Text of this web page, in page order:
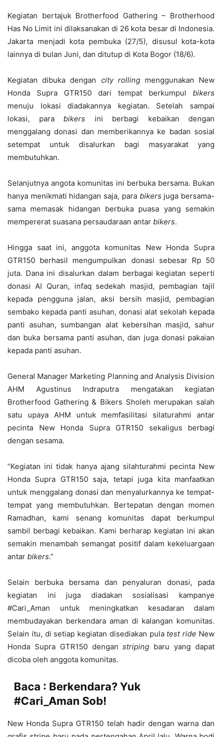
Kegiatan bertajuk Brotherfood Gathering – Brotherhood
Has No Limit ini dilaksanakan di 26 kota besar di Indonesia.
Jakarta menjadi kota pembuka (27/5), disusul kota-kota
lainnya di bulan Juni, dan ditutup di Kota Bogor (18/6).
Kegiatan dibuka dengan city rollingmenggunakan New
Honda Supra GTR150 dari tempat berkumpul bikers
menuju lokasi diadakannya kegiatan. Setelah sampai
lokasi, para bikers ini berbagi kebaikan dengan
menggalang donasi dan memberikannya ke badan sosial
setempat untuk disalurkan bagi masyarakat yang
membutuhkan.
Selanjutnya angota komunitas ini berbuka bersama. Bukan
hanya menikmati hidangan saja, para bikers juga bersama-
sama memasak hidangan berbuka puasa yang semakin
mempererat suasana persaudaraan antar bikers.
Hingga saat ini, anggota komunitas New Honda Supra
GTR150 berhasil mengumpulkan donasi sebesar Rp 50
juta. Dana ini disalurkan dalam berbagai kegiatan seperti
donasi Al Quran, infaq sedekah masjid, pembagian tajil
kepada pengguna jalan, aksi bersih masjid, pembagian
sembako kepada panti asuhan, donasi alat sekolah kepada
panti asuhan, sumbangan alat kebersihan masjid, sahur
dan buka bersama panti asuhan, dan juga donasi pakaian
kepada panti asuhan.
General Manager Marketing Planning and Analysis Division
AHM Agustinus Indraputra mengatakan kegiatan
Brotherfood Gathering & Bikers Sholeh merupakan salah
satu upaya AHM untuk memfasilitasi silaturahmi antar
pecinta New Honda Supra GTR150 sekaligus berbagi
dengan sesama.
“Kegiatan ini tidak hanya ajang silahturahmi pecinta New
Honda Supra GTR150 saja, tetapi juga kita manfaatkan
untuk menggalang donasi dan menyalurkannya ke tempat-
tempat yang membutuhkan. Bertepatan dengan momen
Ramadhan, kami senang komunitas dapat berkumpul
sambil berbagi kebaikan. Kami berharap kegiatan ini akan
semakin menambah semangat positif dalam kekeluargaan
antar bikers.”
Selain berbuka bersama dan penyaluran donasi, pada
kegiatan ini juga diadakan sosialisasi kampanye
#Cari_Aman untuk meningkatkan kesadaran dalam
membudayakan berkendara aman di kalangan komunitas.
Selain itu, di setiap kegiatan disediakan pula test ride New
Honda Supra GTR150 denganstriping baru yang dapat
dicoba oleh anggota komunitas.
Baca : Berkendara? Yuk
#Cari_Aman Sob!
New Honda Supra GTR150 telah hadir dengan warna dan